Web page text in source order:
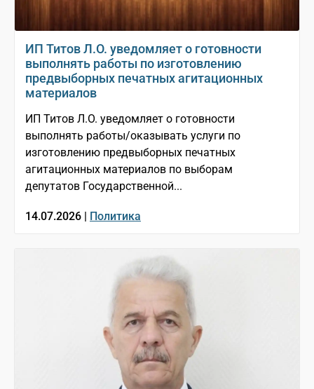
ИП Титов Л.О. уведомляет о готовности
выполнять работы по изготовлению
предвыборных печатных агитационных
материалов
ИП Титов Л.О. уведомляет о готовности
выполнять работы/оказывать услуги по
изготовлению предвыборных печатных
агитационных материалов по выборам
депутатов Государственной...
14.07.2026 | Политика